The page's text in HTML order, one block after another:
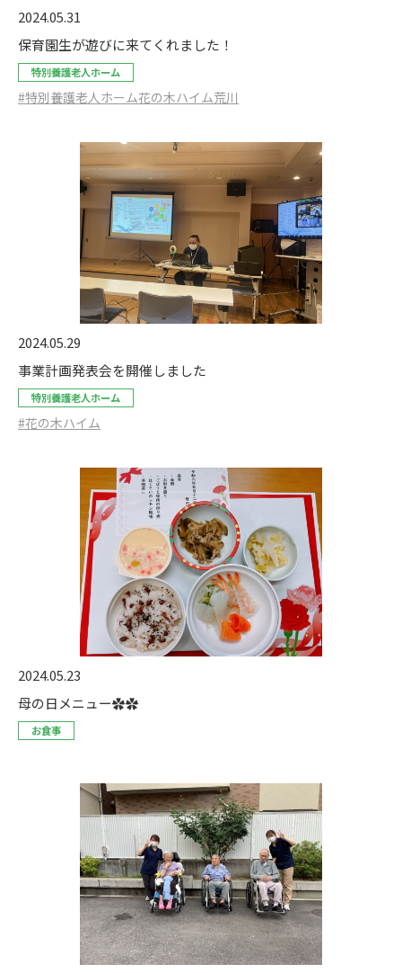
2024.05.31
保育園生が遊びに来てくれました！
特別養護老人ホーム
#特別養護老人ホーム花の木ハイム荒川
2024.05.29
事業計画発表会を開催しました
特別養護老人ホーム
#花の木ハイム
2024.05.23
母の日メニュー✿✿
お食事